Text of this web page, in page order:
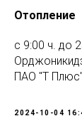
Отопление
с 9:00 ч. до
ПАО "Т Плюс"
2024-10-04